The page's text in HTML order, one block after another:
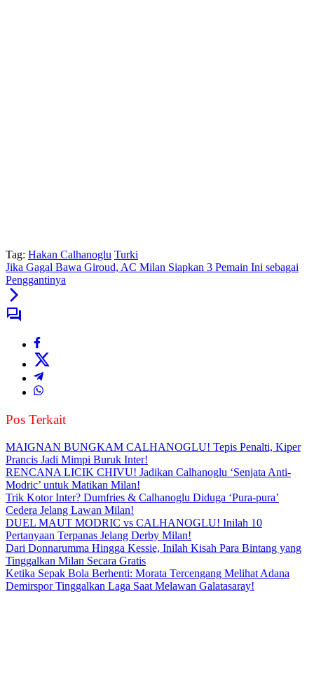
Tag: Hakan Calhanoglu Turki
Jika Gagal Bawa Giroud, AC Milan Siapkan 3 Pemain Ini sebagai
Penggantinya
Pos Terkait
MAIGNAN BUNGKAM CALHANOGLU! Tepis Penalti, Kiper
Prancis Jadi Mimpi Buruk Inter!
RENCANA LICIK CHIVU! Jadikan Calhanoglu ‘Senjata Anti-
Modric’ untuk Matikan Milan!
Trik Kotor Inter? Dumfries & Calhanoglu Diduga ‘Pura-pura’
Cedera Jelang Lawan Milan!
DUEL MAUT MODRIC vs CALHANOGLU! Inilah 10
Pertanyaan Terpanas Jelang Derby Milan!
Dari Donnarumma Hingga Kessie, Inilah Kisah Para Bintang yang
Tinggalkan Milan Secara Gratis
Ketika Sepak Bola Berhenti: Morata Tercengang Melihat Adana
Demirspor Tinggalkan Laga Saat Melawan Galatasaray!